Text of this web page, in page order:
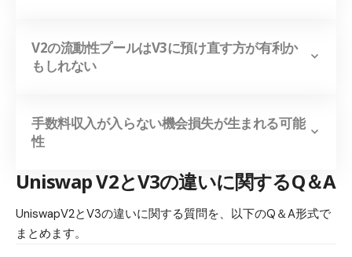
V2の流動性プールはV3に預け直す方が有利か
もしれない
手数料収入が入らない機会損失が生まれる可能
性
Uniswap V2とV3の違いに関するQ＆A
UniswapV2とV3の違いに関する質問を、以下のQ＆A形式で
まとめます。